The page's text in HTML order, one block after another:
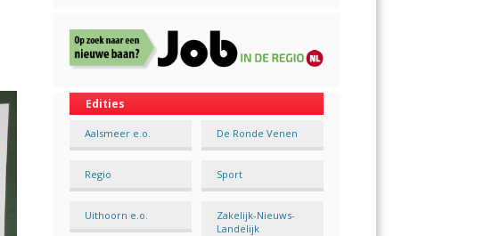
Edities
Aalsmeer e.o. De Ronde Venen
Regio Sport
Uithoorn e.o.
Zakelijk-Nieuws-
Landelijk